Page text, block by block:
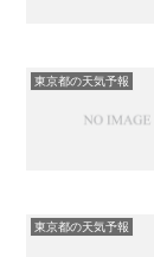
東京都の天気予報
東京都の天気予報